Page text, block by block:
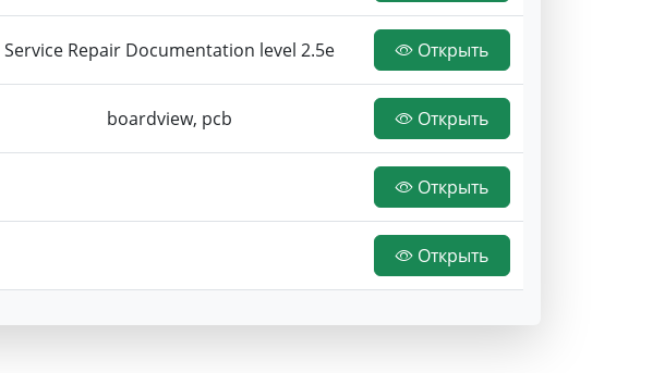
Service Repair Documentation level 2.5e Открыть
boardview, pcb Открыть
Открыть
Открыть